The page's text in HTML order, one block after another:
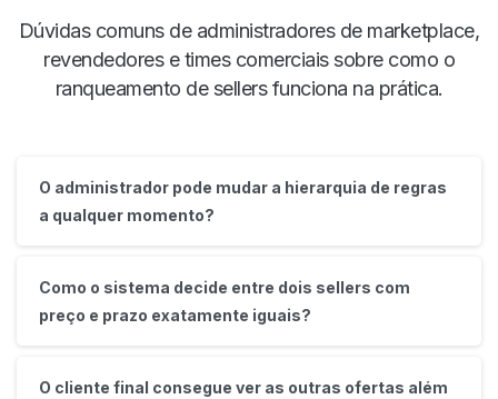
Dúvidas comuns de administradores de marketplace,
revendedores e times comerciais sobre como o
ranqueamento de sellers funciona na prática.
O administrador pode mudar a hierarquia de regras
a qualquer momento?
Como o sistema decide entre dois sellers com
preço e prazo exatamente iguais?
O cliente final consegue ver as outras ofertas além